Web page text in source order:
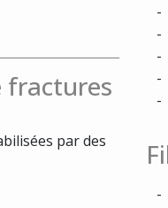
fractures
par des